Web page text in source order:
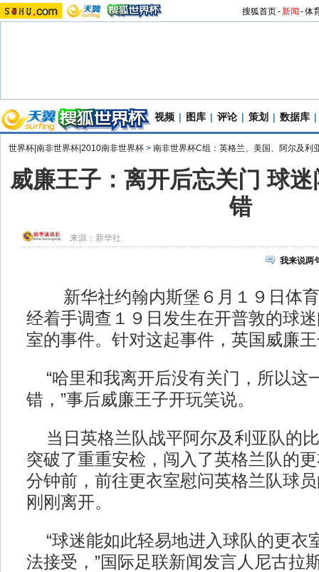
搜狐首页-新闻 -体
视频 | 图库 | 评论 | 策划 | 数据库 |
世界杯|南非世界杯|2010南非世界杯 > 南非世界杯C组：英格兰、美国、阿尔及利
威廉王子：离开后忘关门 球
错
来源： 新华社
我来说两
新华社约翰内斯堡６月１９日体
经着手调查１９日发生在开普敦的球
室的事件。针对这起事件，英国威廉
“哈里和我离开后没有关门，所以这
错，”事后威廉王子开玩笑说。
当日英格兰队战平阿尔及利亚队的
突破了重重安检，闯入了英格兰队的
分钟前，前往更衣室慰问英格兰队球
刚刚离开。
“球迷能如此轻易地进入球队的更衣
法接受，”国际足联新闻发言人尼古拉